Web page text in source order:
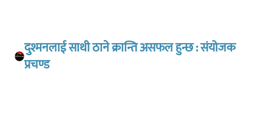
दुश्मनलाई साथी ठाने क्रान्ति असफल हुन्छ : संयोजक
प्रचण्ड